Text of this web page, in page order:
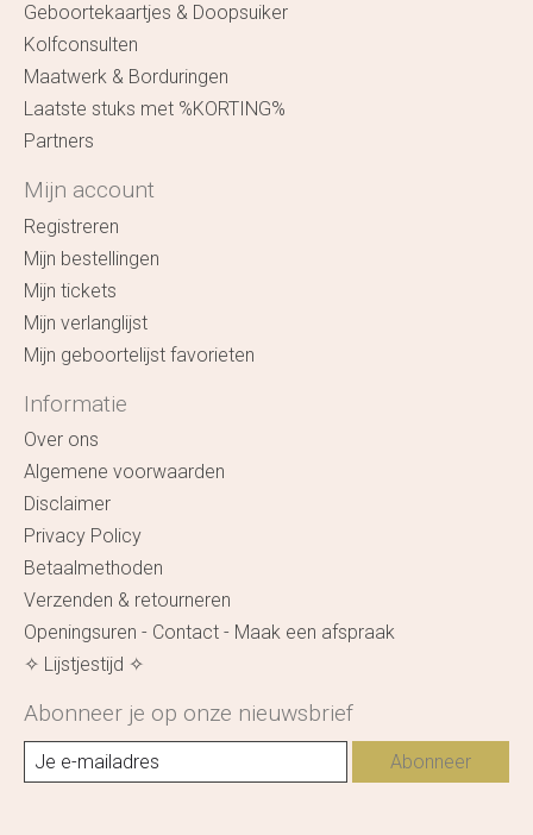
Geboortekaartjes & Doopsuiker
Kolfconsulten
Maatwerk & Borduringen
Laatste stuks met %KORTING%
Partners
Mijn account
Registreren
Mijn bestellingen
Mijn tickets
Mijn verlanglijst
Mijn geboortelijst favorieten
Informatie
Over ons
Algemene voorwaarden
Disclaimer
Privacy Policy
Betaalmethoden
Verzenden & retourneren
Openingsuren - Contact - Maak een afspraak
✧ Lijstjestijd ✧
Abonneer je op onze nieuwsbrief
Abonneer